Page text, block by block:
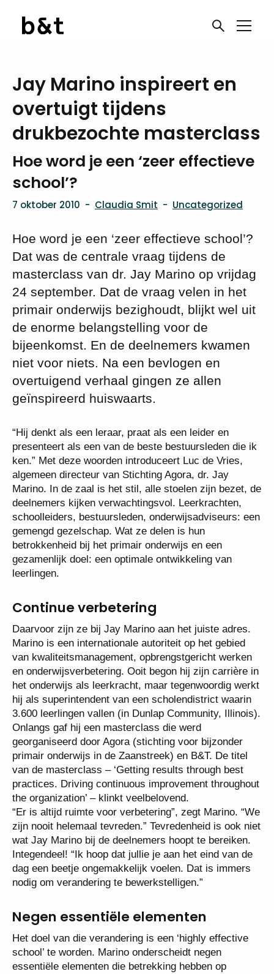
Jay Marino inspireert en
overtuigt tijdens
drukbezochte masterclass
Hoe word je een ‘zeer effectieve
school’?
7 oktober 2010 - Claudia Smit - Uncategorized
Hoe word je een ‘zeer effectieve school’?
Dat was de centrale vraag tijdens de
masterclass van dr. Jay Marino op vrijdag
24 september. Dat de vraag velen in het
primair onderwijs bezighoudt, blijkt wel uit
de enorme belangstelling voor de
bijeenkomst. En de deelnemers kwamen
niet voor niets. Na een bevlogen en
overtuigend verhaal gingen ze allen
geïnspireerd huiswaarts.
“Hij denkt als een leraar, praat als een leider en
presenteert als een van de beste bestuursleden die ik
ken.” Met deze woorden introduceert Luc de Vries,
algemeen directeur van Stichting Agora, dr. Jay
Marino. In de zaal is het stil, alle stoelen zijn bezet, de
deelnemers kijken verwachtingsvol. Leerkrachten,
schoolleiders, bestuursleden, onderwijsadviseurs: een
gemengd gezelschap. Wat ze delen is hun
betrokkenheid bij het primair onderwijs en een
gezamenlijk doel: een optimale ontwikkeling van
leerlingen.
Continue verbetering
Daarvoor zijn ze bij Jay Marino aan het juiste adres.
Marino is een internationale autoriteit op het gebied
van kwaliteitsmanagement, opbrengstgericht werken
en onderwijsverbetering. Ooit begon hij zijn carrière in
het onderwijs als leerkracht, maar tegenwoordig werkt
hij als superintendent van een scholendistrict waarin
3.600 leerlingen vallen (in Dunlap Community, Illinois).
Onlangs gaf hij een masterclass die werd
georganiseerd door Agora (stichting voor bijzonder
primair onderwijs in de Zaanstreek) en B&T. De titel
van de masterclass – ‘Getting results through best
practices. Driving continuous improvement throughout
the organization’ – klinkt veelbelovend.
“Er is altijd ruimte voor verbetering”, zegt Marino. “We
zijn nooit helemaal tevreden.” Tevredenheid is ook niet
wat Jay Marino bij de deelnemers hoopt te bereiken.
Integendeel! “Ik hoop dat jullie je aan het eind van de
dag een beetje ongemakkelijk voelen. Dat is immers
nodig om verandering te bewerkstelligen.”
Negen essentiële elementen
Het doel van die verandering is een ‘highly effective
school’ te worden. Marino onderscheidt negen
essentiële elementen die betrekking hebben op